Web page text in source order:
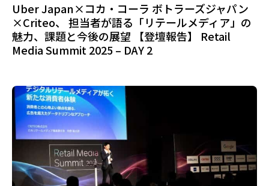
Uber Japan×コカ・コーラ ボトラーズジャパン
×Criteo、 担当者が語る「リテールメディア」の
魅力、課題と今後の展望 【登壇報告】 Retail
Media Summit 2025 – DAY 2